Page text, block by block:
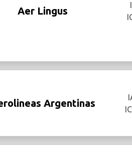
Aer Lingus
Argentinas